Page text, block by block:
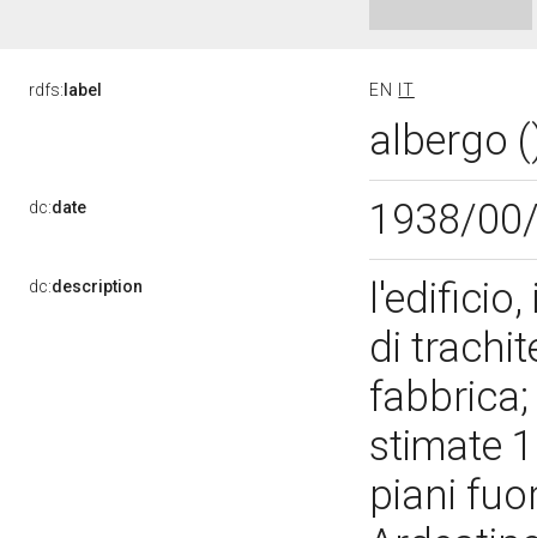
rdfs: label EN IT
albergo
dc:date 1938/
dc:description
di
stimate
piani